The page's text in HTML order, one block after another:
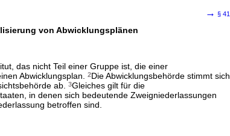
→ § 41
von Abwicklungsplänen
das nicht Teil einer Gruppe ist, die einer
Abwicklungsplan.
2Die Abwicklungsbehörde stimmt sich
ab.
3Gleiches gilt für die
in denen sich bedeutende Zweigniederlassungen
betroffen sind.